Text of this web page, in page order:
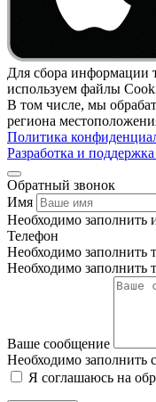
Для сбора информации
используем файлы
В том числе, мы
региона
Политика
Разработка и
Обратный звонок
Имя
Необходимо заполнить
Телефон
Необходимо заполнить
Необходимо заполнить
Ваше сообщение
Необходимо заполнить
Я соглашаюсь на